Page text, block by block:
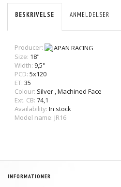
BESKRIVELSE ANMELDELSER
Producer:
Size: 18"
Width: 9,5''
PCD: 5x120
ET: 35
Colour: Silver ,Machined Face
Ext. CB: 74,1
Availability: In stock
Model name: JR16
INFORMATIONER